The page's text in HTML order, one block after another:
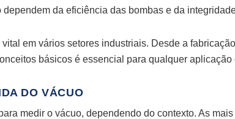
dependem da eficiência das bombas e da
vital em vários setores industriais. Desde a
básicos é essencial para qualquer aplicação
DO VÁCUO
medir o vácuo, dependendo do contexto. As